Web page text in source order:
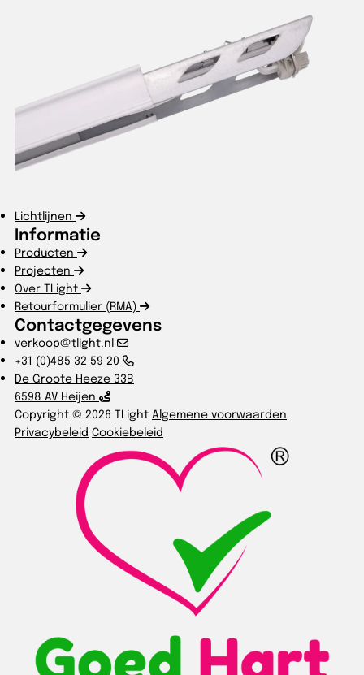
Lichtlijnen
Informatie
Producten
Projecten
Over TLight
Retourformulier (RMA)
Contactgegevens
verkoop@tlight.nl
+31 (0)485 32 59 20
De Groote Heeze 33B
6598 AV Heijen
Copyright © 2026 TLight Algemene voorwaarden
Privacybeleid Cookiebeleid